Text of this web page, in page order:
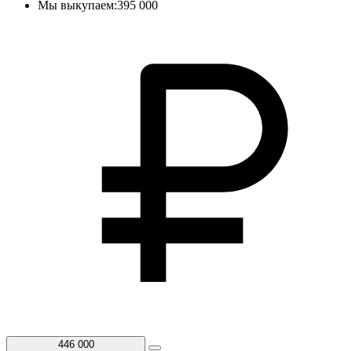
Мы выкупаем:395 000
446 000